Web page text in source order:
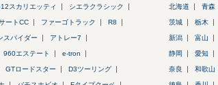
スカリエッティ シエラクラシック
ートCC ファーゴトラック R8
スパイダー アトレー7
960エステート e-tron
GTロードスター D3ツーリング
北海道 青森
茨城 栃木
新潟 富山
静岡 愛知
奈良 和歌山